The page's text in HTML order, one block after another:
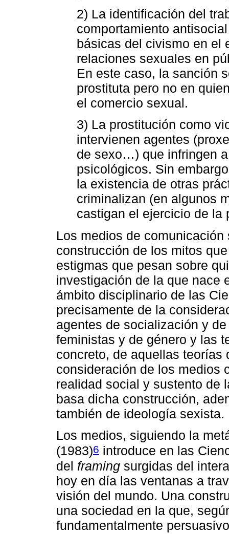
2) La identificación del
comportamiento
básicas del civismo en el
relaciones sexuales en
En este caso, la sanción
prostituta pero no en
el comercio sexual.
3) La prostitución como
intervienen agentes
de sexo…) que infringen
psicológicos. Sin
la existencia de otras
criminalizan (en algunos
castigan el ejercicio de la
Los medios de
construcción de los mitos
estigmas que pesan sobre
investigación de la que nace
ámbito disciplinario de las
precisamente de la
agentes de socialización y
feministas y de género y las
concreto, de aquellas teorías
consideración de los medios
realidad social y sustento de
basa dicha construcción,
también de ideología sexista.
Los medios, siguiendo la
(1983)6 introduce en las
del framing surgidas del
hoy en día las ventanas a
visión del mundo. Una
una sociedad en la que,
fundamentalmente